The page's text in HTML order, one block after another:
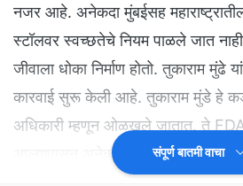
नजर आहे. अनेकदा मुंबईसह
स्टॉलवर स्वच्छतेचे नियम पाळले जात
जीवाला धोका निर्माण होतो. तुकाराम मुंढे
कारवाई सुरू केली आहे. तुकाराम मुंडे हे
अधिकारी म्हणून ओळखले जातात. ते
आल्यापासून अनेकांचे धाबे दणाणले आहेत.
संपूर्ण बातमी वाचा